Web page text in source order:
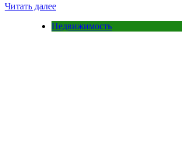
Читать далее
Недвижимость